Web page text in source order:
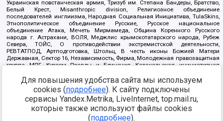
Украинская повстанческая армия, Тризуб им. Степана Бандеры, Братство,
Белый Крест, Misanthropic division, Религиозное объединение
последователей инглиизма, Народная Социальная Инициатива, TulaSkins,
Этнополитическое объединение Русские, Русское национальное
объединение Атака, Мечеть Мирмамеда, Община Коренного Русского
народа г. Астрахани, ВОЛЯ, Меджлис крымскотатарского народа, Рубеж
Севера, ТОЙС, О противодействии экстремистской деятельности,
РЕВТАТПОД, Артподготовка, Штольц, В честь иконы Божией Матери
Державная, Сектор 16, Независимость, Фирма, Молодежная правозащитная
группа МПГ, Курсом Правды и Единения, Каракольская инициативная
Благотворительный пансионат Ак Умут, Русская республика Русь,
Арестантское уголовное единство, Башкорт, Нация и свобода, W.H.С., Фалунь
Дафа, Иртыш Ultras, Русский Патриотический клуб-Новокузнецк/РПК,
Сибирский державный союз, Фонд борьбы с коррупцией, Фонд защиты прав
граждан, Штабы Навального, Совет граждан СССР Прикубанского округа г.
Для повышения удобства сайта мы используем
cookies (подробнее). К сайту подключены
сервисы Yandex.Metrika, LiveInternet, top.mail.ru,
которые также используют файлы cookies
(подробнее).